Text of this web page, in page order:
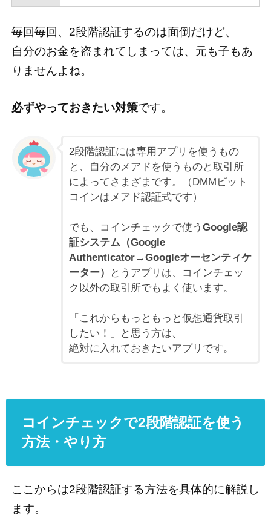
毎回毎回、2段階認証するのは面倒だけど、
自分のお金を盗まれてしまっては、元も子もあ
りませんよね。
必ずやっておきたい対策です。
2段階認証には専用アプリを使うもの
と、自分のメアドを使うものと取引所
によってさまざまです。（DMMビット
コインはメアド認証式です）
でも、コインチェックで使うGoogle認
証システム（Google
Authenticator→Googleオーセンティケ
ーター）
とうアプリは、コインチェッ
ク以外の取引所でもよく使います。
「これからもっともっと仮想通貨取引
したい！」と思う方は、
絶対に入れておきたいアプリです。
コインチェックで2段階認証を使う
方法・やり方
ここからは2段階認証する方法を具体的に解説し
ます。